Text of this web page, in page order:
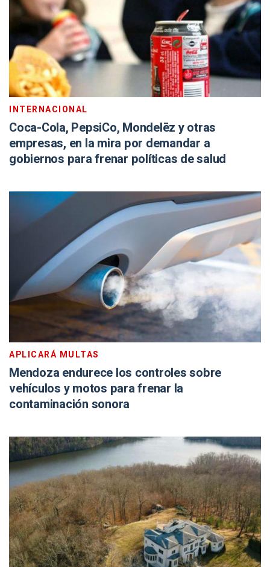
INTERNACIONAL
Coca-Cola, PepsiCo, Mondelēz y otras
empresas, en la mira por demandar a
gobiernos para frenar políticas de salud
APLICARÁ MULTAS
Mendoza endurece los controles sobre
vehículos y motos para frenar la
contaminación sonora